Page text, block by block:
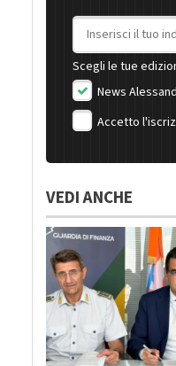
Indirizzo email
Scegli le tue
News
Accetto
VEDI ANCHE